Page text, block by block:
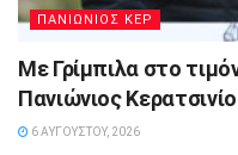
ΠΑΝΙΩΝΙΟΣ ΚΕΡ
Με Γρίμπιλα στο
Πανιώνιος
6 ΑΥΓΟΎΣΤΟΥ, 2026